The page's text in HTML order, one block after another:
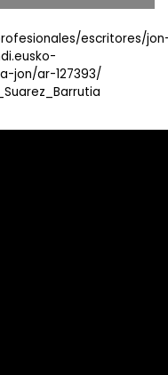
escritores/
jon/ar-127393/